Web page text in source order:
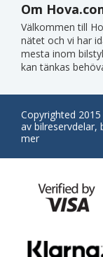
Om
Välkommen till
nätet och vi har
mesta inom
kan tänkas
Copyrighted
av bilreservdelar,
mer